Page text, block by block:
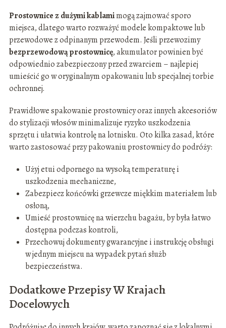
Prostownice z dużymi kablamimogą zajmować sporo
miejsca, dlatego warto rozważyć modele kompaktowe lub
przewodowe z odpinanym przewodem. Jeśli przewozimy
bezprzewodową prostownicę, akumulator powinien być
odpowiednio zabezpieczony przed zwarciem – najlepiej
umieścić go w oryginalnym opakowaniu lub specjalnej torbie
ochronnej.
Prawidłowe spakowanie prostownicy oraz innych akcesoriów
do stylizacji włosów minimalizuje ryzyko uszkodzenia
sprzętu i ułatwia kontrolę na lotnisku. Oto kilka zasad, które
warto zastosować przy pakowaniu prostownicy do podróży:
Użyj etui odpornego na wysoką temperaturę i
uszkodzenia mechaniczne,
Zabezpiecz końcówki grzewcze miękkim materiałem lub
osłoną,
Umieść prostownicę na wierzchu bagażu, by była łatwo
dostępna podczas kontroli,
Przechowuj dokumenty gwarancyjne i instrukcję obsługi
w jednym miejscu na wypadek pytań służb
bezpieczeństwa.
Dodatkowe Przepisy W Krajach
Docelowych